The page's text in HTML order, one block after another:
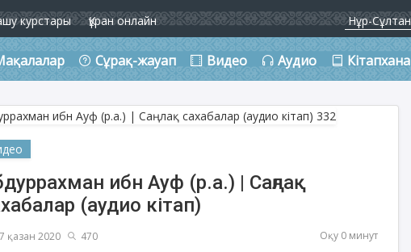
курстары Құран онлайн
Сұрақ-жауап Видео Аудио Кітапхана
ибн Ауф (р.а.) | Саңлақ
(аудио кітап)
қазан 2020 470 Оқу 0 минут